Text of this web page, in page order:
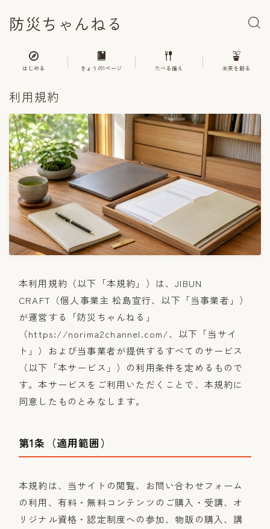
防災ちゃんねる
はじめる きょうの1ページ たべる備え 未来を創る
利用規約
本利用規約（以下「本規約」）は、JIBUN
CRAFT（個人事業主 松島宣行、以下「当事業者」）
が運営する「防災ちゃんねる」
（https://norima2channel.com/、以下「当サイ
ト」）および当事業者が提供するすべてのサービス
（以下「本サービス」）の利用条件を定めるもので
す。本サービスをご利用いただくことで、本規約に
同意したものとみなします。
第1条（適用範囲）
本規約は、当サイトの閲覧、お問い合わせフォーム
の利用、有料・無料コンテンツのご購入・受講、オ
リジナル資格・認定制度への参加、物販の購入、講